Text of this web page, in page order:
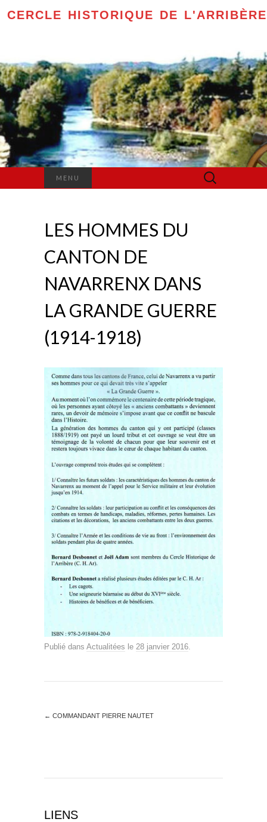
CERCLE HISTORIQUE DE L'ARRIBÈRE
MENU Rechercher :
LES HOMMES DU
CANTON DE
NAVARRENX DANS
LA GRANDE GUERRE
(1914-1918)
Publié dans Actualitées le 28 janvier 2016
← COMMANDANT PIERRE NAUTET
LIENS